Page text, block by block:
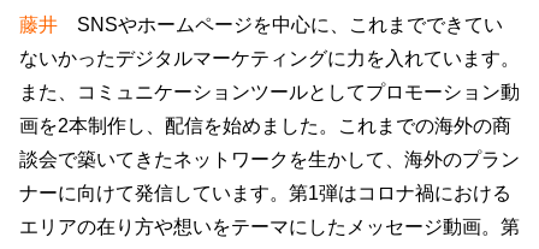
藤井 SNSやホームページを中心に、これまでできてい
ないかったデジタルマーケティングに力を入れています。
また、コミュニケーションツールとしてプロモーション動
画を2本制作し、配信を始めました。これまでの海外の商
談会で築いてきたネットワークを生かして、海外のプラン
ナーに向けて発信しています。第1弾はコロナ禍における
エリアの在り方や想いをテーマにしたメッセージ動画。第